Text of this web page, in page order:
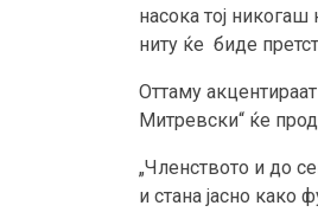
насока тој
ниту ќе биде
Оттаму
Митревски“ ќе
„Членството и до
и стана јасно